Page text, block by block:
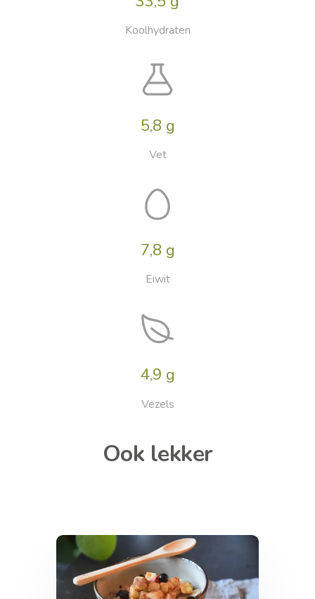
Koolhydraten
5,8 g
Vet
7,8 g
Eiwit
4,9 g
Vezels
Ook lekker